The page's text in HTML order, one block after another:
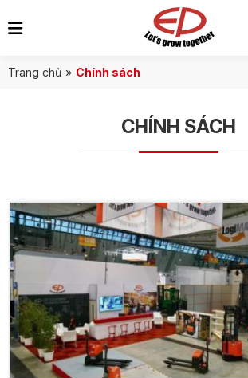
Trang chủ » Chính sách
CHÍNH SÁCH